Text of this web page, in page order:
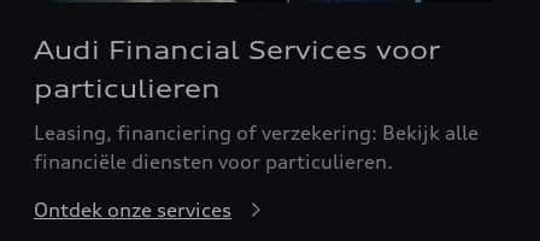
Audi Financial Services voor
particulieren
Leasing, financiering of verzekering: Bekijk alle
financiële diensten voor particulieren.
Ontdek onze services